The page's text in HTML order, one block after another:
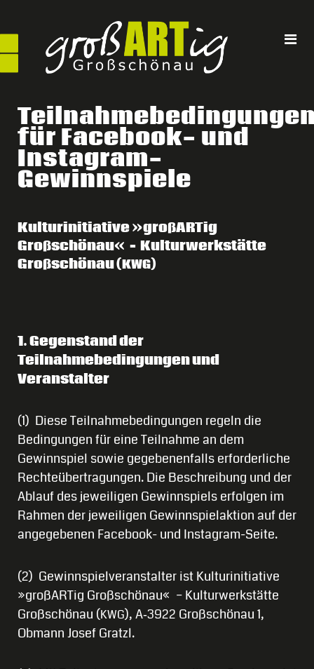
für Facebook- und
Instagram-
Gewinnspiele
Kulturinitiative »großARTig
Großschönau« – Kulturwerkstätte
Großschönau (KWG)
1. Gegenstand der
Teilnahmebedingungen und
Veranstalter
(1) Diese Teilnahmebedingungen regeln die
Bedingungen für eine Teilnahme an dem
Gewinnspiel sowie gegebenenfalls erforderliche
Rechteübertragungen. Die Beschreibung und der
Ablauf des jeweiligen Gewinnspiels erfolgen im
Rahmen der jeweiligen Gewinnspielaktion auf der
angegebenen Facebook- und Instagram-Seite.
(2) Gewinnspielveranstalter ist Kulturinitiative
»großARTig Großschönau« – Kulturwerkstätte
Großschönau (KWG), A‑3922 Großschönau 1,
Obmann Josef Gratzl.